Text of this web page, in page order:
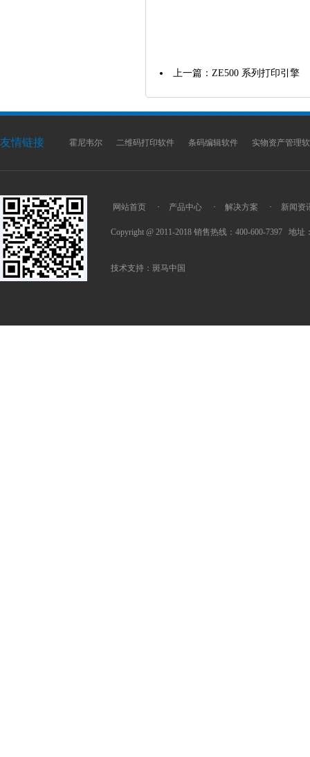
上一篇：ZE500 系列打印引擎
友情链接 霍尼韦尔 二维码打印软件 条码编辑软件 实物资产管理
网站首页 · 产品中心 · 解决方案 · 新闻资
Copyright @ 2011-2018 销售热线：400-600-7397 地
技术支持： 斑马中国